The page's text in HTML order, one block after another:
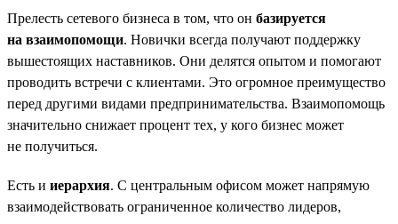
Прелесть сетевого бизнеса в том, что он базируется
на взаимопомощи. Новички всегда получают поддержку
вышестоящих наставников. Они делятся опытом и помогают
проводить встречи с клиентами. Это огромное преимущество
перед другими видами предпринимательства. Взаимопомощь
значительно снижает процент тех, у кого бизнес может
не получиться.
Есть и иерархия. С центральным офисом может напрямую
взаимодействовать ограниченное количество лидеров,